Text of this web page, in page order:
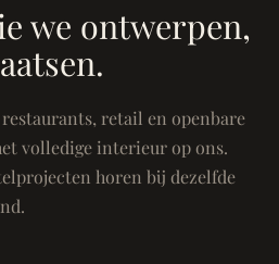
we ontwerpen,
retail en openbare
volledige interieur op ons.
horen bij dezelfde